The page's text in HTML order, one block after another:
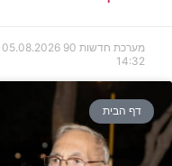
מערכת חדשות 90
05.08.2026
14:32
דף הבית